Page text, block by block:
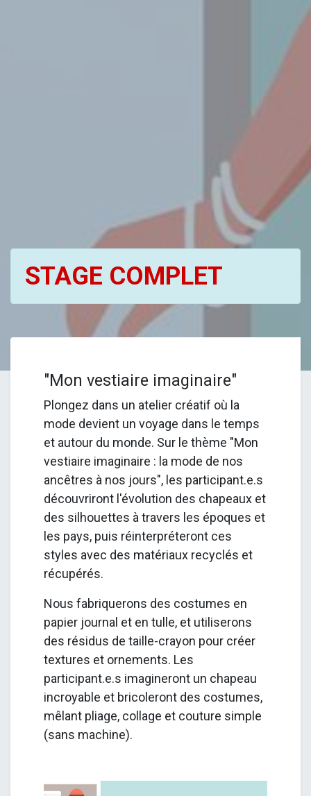
STAGE COMPLET
"Mon vestiaire imaginaire"
Plongez dans un atelier créatif où la
mode devient un voyage dans le temps
et autour du monde. Sur le thème "Mon
vestiaire imaginaire : la mode de nos
ancêtres à nos jours", les participant.e.s
découvriront l'évolution des chapeaux et
des silhouettes à travers les époques et
les pays, puis réinterpréteront ces
styles avec des matériaux recyclés et
récupérés.
Nous fabriquerons des costumes en
papier journal et en tulle, et utiliserons
des résidus de taille-crayon pour créer
textures et ornements. Les
participant.e.s imagineront un chapeau
incroyable et bricoleront des costumes,
mêlant pliage, collage et couture simple
(sans machine).